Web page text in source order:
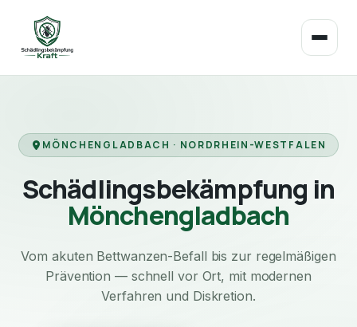
MÖNCHENGLADBACH · NORDRHEIN-WESTFALEN
Schädlingsbekämpfung in
Mönchengladbach
Vom akuten Bettwanzen-Befall bis zur regelmäßigen
Prävention — schnell vor Ort, mit modernen
Verfahren und Diskretion.